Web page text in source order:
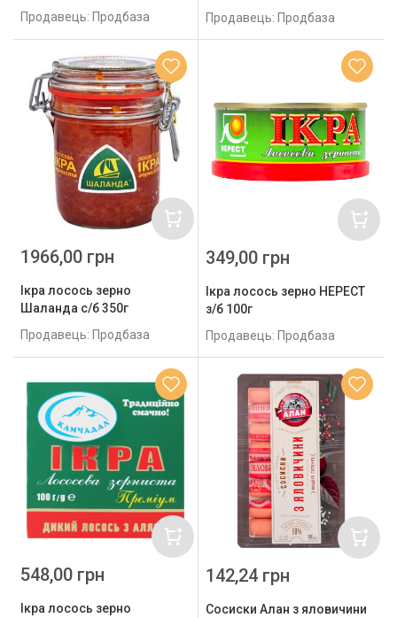
Продавець: Продбаза
Продавець: Продбаза
Ікра лосось зерно
Шаланда с/б 350г
Продавець: Продбаза
1966,00 грн
Ікра лосось зерно НЕРЕСТ
з/б 100г
Продавець: Продбаза
349,00 грн
Ікра лосось зерно
548,00 грн
Сосиски Алан з яловичини
142,24 грн